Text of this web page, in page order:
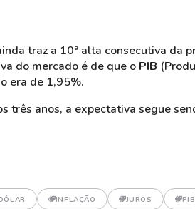
traz a 10ª alta consecutiva da
do mercado é de que o PIB
era de 1,95%.
três anos, a expectativa segue
INFLAÇÃO JUROS PIB